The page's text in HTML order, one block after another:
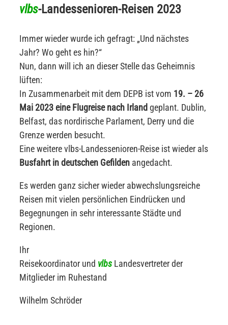
vlbs-Landessenioren-Reisen 2023
Immer wieder wurde ich gefragt: „Und nächstes
Jahr? Wo geht es hin?“
Nun, dann will ich an dieser Stelle das Geheimnis
lüften:
In Zusammenarbeit mit dem DEPB ist vom 19. – 26
Mai 2023 eine Flugreise nach Irland geplant. Dublin,
Belfast, das nordirische Parlament, Derry und die
Grenze werden besucht.
Eine weitere vlbs-Landessenioren-Reise ist wieder als
Busfahrt in deutschen Gefildenangedacht.
Es werden ganz sicher wieder abwechslungsreiche
Reisen mit vielen persönlichen Eindrücken und
Begegnungen in sehr interessante Städte und
Regionen.
Ihr
Reisekoordinator und vlbs Landesvertreter der
Mitglieder im Ruhestand
Wilhelm Schröder